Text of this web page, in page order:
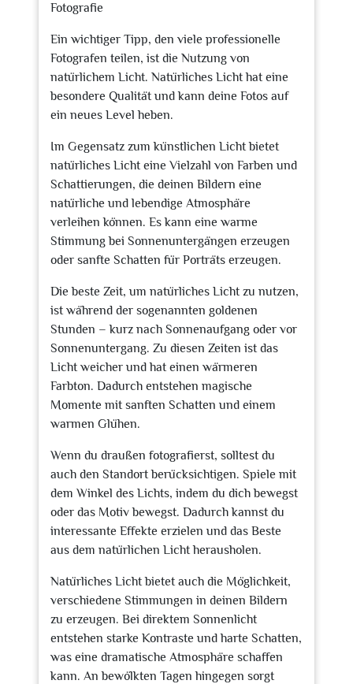
Fotografie
Ein wichtiger Tipp, den viele professionelle
Fotografen teilen, ist die Nutzung von
natürlichem Licht. Natürliches Licht hat eine
besondere Qualität und kann deine Fotos auf
ein neues Level heben.
Im Gegensatz zum künstlichen Licht bietet
natürliches Licht eine Vielzahl von Farben und
Schattierungen, die deinen Bildern eine
natürliche und lebendige Atmosphäre
verleihen können. Es kann eine warme
Stimmung bei Sonnenuntergängen erzeugen
oder sanfte Schatten für Porträts erzeugen.
Die beste Zeit, um natürliches Licht zu nutzen,
ist während der sogenannten goldenen
Stunden – kurz nach Sonnenaufgang oder vor
Sonnenuntergang. Zu diesen Zeiten ist das
Licht weicher und hat einen wärmeren
Farbton. Dadurch entstehen magische
Momente mit sanften Schatten und einem
warmen Glühen.
Wenn du draußen fotografierst, solltest du
auch den Standort berücksichtigen. Spiele mit
dem Winkel des Lichts, indem du dich bewegst
oder das Motiv bewegst. Dadurch kannst du
interessante Effekte erzielen und das Beste
aus dem natürlichen Licht herausholen.
Natürliches Licht bietet auch die Möglichkeit,
verschiedene Stimmungen in deinen Bildern
zu erzeugen. Bei direktem Sonnenlicht
entstehen starke Kontraste und harte Schatten,
was eine dramatische Atmosphäre schaffen
kann. An bewölkten Tagen hingegen sorgt